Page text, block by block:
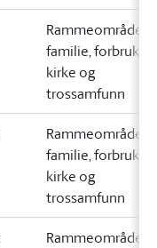
Rammeområde 2
familie, forbruker,
kirke og
trossamfunn
Rammeområde 2
familie, forbruker,
kirke og
trossamfunn
Rammeområde